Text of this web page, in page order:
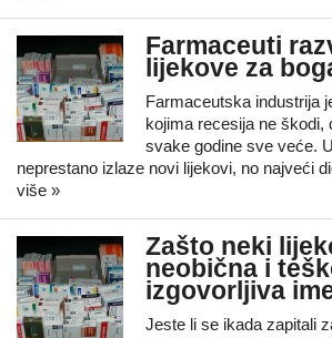
Farmaceuti
lijekove za
Farmaceutska industrija
kojima recesija ne škodi,
svake godine sve veće.
neprestano izlaze novi lijekovi, no najveći
više »
Zašto neki
neobična i
izgovorljiva
Jeste li se ikada zapitali